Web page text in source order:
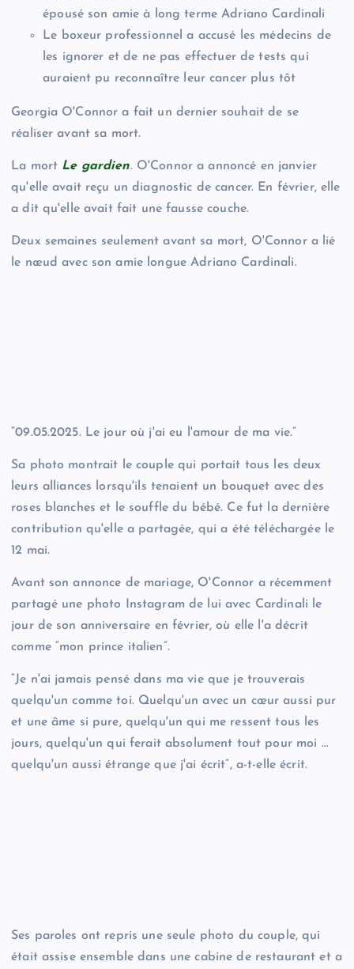
épousé son amie à long terme Adriano Cardinali
Le boxeur professionnel a accusé les médecins de
les ignorer et de ne pas effectuer de tests qui
auraient pu reconnaître leur cancer plus tôt
Georgia O'Connor a fait un dernier souhait de se
réaliser avant sa mort.
La mort Le gardien. O'Connor a annoncé en janvier
qu'elle avait reçu un diagnostic de cancer. En février, elle
a dit qu'elle avait fait une fausse couche.
Deux semaines seulement avant sa mort, O'Connor a lié
le nœud avec son amie longue Adriano Cardinali.
“09.05.2025. Le jour où j'ai eu l'amour de ma vie.”
Sa photo montrait le couple qui portait tous les deux
leurs alliances lorsqu'ils tenaient un bouquet avec des
roses blanches et le souffle du bébé. Ce fut la dernière
contribution qu'elle a partagée, qui a été téléchargée le
12 mai.
Avant son annonce de mariage, O'Connor a récemment
partagé une photo Instagram de lui avec Cardinali le
jour de son anniversaire en février, où elle l'a décrit
comme “mon prince italien”.
“Je n'ai jamais pensé dans ma vie que je trouverais
quelqu'un comme toi. Quelqu'un avec un cœur aussi pur
et une âme si pure, quelqu'un qui me ressent tous les
jours, quelqu'un qui ferait absolument tout pour moi …
quelqu'un aussi étrange que j'ai écrit”, a-t-elle écrit.
Ses paroles ont repris une seule photo du couple, qui
était assise ensemble dans une cabine de restaurant et a